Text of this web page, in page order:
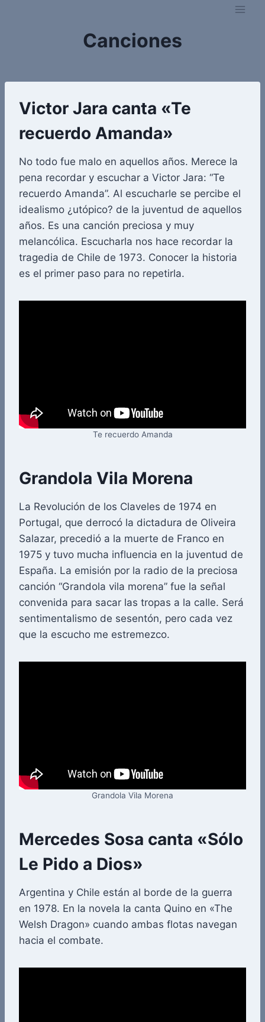
Canciones
Victor Jara canta «Te
recuerdo Amanda»
No todo fue malo en aquellos años. Merece la
pena recordar y escuchar a Victor Jara: “Te
recuerdo Amanda”. Al escucharle se percibe el
idealismo ¿utópico? de la juventud de aquellos
años. Es una canción preciosa y muy
melancólica. Escucharla nos hace recordar la
tragedia de Chile de 1973. Conocer la historia
es el primer paso para no repetirla.
Te recuerdo Amanda
Grandola Vila Morena
La Revolución de los Claveles de 1974 en
Portugal, que derrocó la dictadura de Oliveira
Salazar, precedió a la muerte de Franco en
1975 y tuvo mucha influencia en la juventud de
España. La emisión por la radio de la preciosa
canción “Grandola vila morena” fue la señal
convenida para sacar las tropas a la calle. Será
sentimentalismo de sesentón, pero cada vez
que la escucho me estremezco.
Grandola Vila Morena
Mercedes Sosa canta «Sólo
Le Pido a Dios»
Argentina y Chile están al borde de la guerra
en 1978. En la novela la canta Quino en «The
Welsh Dragon» cuando ambas flotas navegan
hacia el combate.